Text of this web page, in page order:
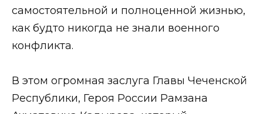
самостоятельной и полноценной жизнью,
как будто никогда не знали военного
конфликта.
В этом огромная заслуга Главы Чеченской
Республики, Героя России Рамзана